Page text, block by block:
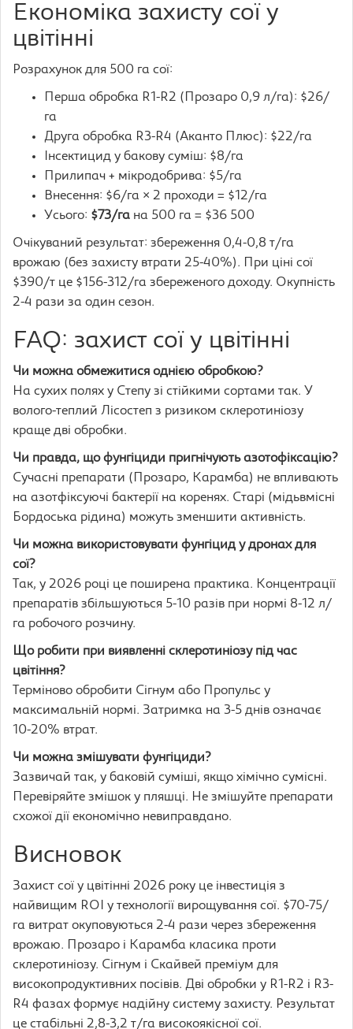
Економіка захисту сої у
цвітінні
Розрахунок для 500 га сої:
Перша обробка R1-R2 (Прозаро 0,9 л/га): $26/
га
Друга обробка R3-R4 (Аканто Плюс): $22/га
Інсектицид у бакову суміш: $8/га
Прилипач + мікродобрива: $5/га
Внесення: $6/га × 2 проходи = $12/га
Усього: $73/га на 500 га = $36 500
Очікуваний результат: збереження 0,4-0,8 т/га
врожаю (без захисту втрати 25-40%). При ціні сої
$390/т це $156-312/га збереженого доходу. Окупність
2-4 рази за один сезон.
FAQ: захист сої у цвітінні
Чи можна обмежитися однією обробкою?
На сухих полях у Степу зі стійкими сортами так. У
волого-теплий Лісостеп з ризиком склеротиніозу
краще дві обробки.
Чи правда, що фунгіциди пригнічують азотофіксацію?
Сучасні препарати (Прозаро, Карамба) не впливають
на азотфіксуючі бактерії на коренях. Старі (мідьвмісні
Бордоська рідина) можуть зменшити активність.
Чи можна використовувати фунгіцид у дронах для
сої?
Так, у 2026 році це поширена практика. Концентрації
препаратів збільшуються 5-10 разів при нормі 8-12 л/
га робочого розчину.
Що робити при виявленні склеротиніозу під час
цвітіння?
Терміново обробити Сігнум або Пропульс у
максимальній нормі. Затримка на 3-5 днів означає
10-20% втрат.
Чи можна змішувати фунгіциди?
Зазвичай так, у баковій суміші, якщо хімічно сумісні.
Перевіряйте змішок у пляшці. Не змішуйте препарати
схожої дії економічно невиправдано.
Висновок
Захист сої у цвітінні 2026 року це інвестиція з
найвищим ROI у технології вирощування сої. $70-75/
га витрат окуповуються 2-4 рази через збереження
врожаю. Прозаро і Карамба класика проти
склеротиніозу. Сігнум і Скайвей преміум для
високопродуктивних посівів. Дві обробки у R1-R2 і R3-
R4 фазах формує надійну систему захисту. Результат
це стабільні 2,8-3,2 т/га високоякісної сої.